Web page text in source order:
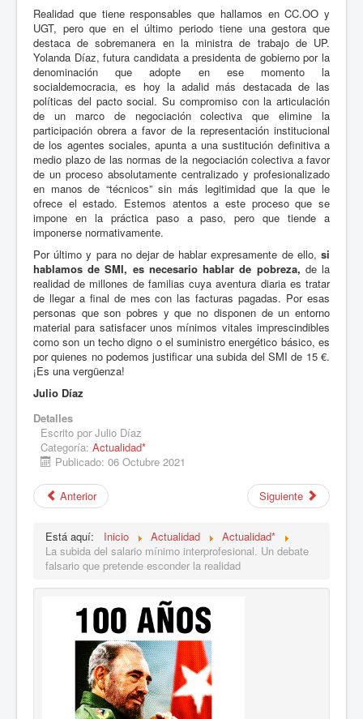
Realidad que tiene responsables que hallamos en CC.OO y
UGT, pero que en el último periodo tiene una gestora que
destaca de sobremanera en la ministra de trabajo de UP.
Yolanda Díaz, futura candidata a presidenta de gobierno por la
denominación que adopte en ese momento la
socialdemocracia, es hoy la adalid más destacada de las
políticas del pacto social. Su compromiso con la articulación
de un marco de negociación colectiva que elimine la
participación obrera a favor de la representación institucional
de los agentes sociales, apunta a una sustitución definitiva a
medio plazo de las normas de la negociación colectiva a favor
de un proceso absolutamente centralizado y profesionalizado
en manos de “técnicos” sin más legitimidad que la que le
ofrece el estado. Estemos atentos a este proceso que se
impone en la práctica paso a paso, pero que tiende a
imponerse normativamente.
Por último y para no dejar de hablar expresamente de ello, si
hablamos de SMI, es necesario hablar de pobreza, de la
realidad de millones de familias cuya aventura diaria es tratar
de llegar a final de mes con las facturas pagadas. Por esas
personas que son pobres y que no disponen de un entorno
material para satisfacer unos mínimos vitales imprescindibles
como son un techo digno o el suministro energético básico, es
por quienes no podemos justificar una subida del SMI de 15 €.
¡Es una vergüenza!
Julio Díaz
Detalles
Escrito por Julio Díaz
Categoría: Actualidad*
Publicado: 06 Octubre 2021
Anterior Siguiente
Está aquí: Inicio Actualidad
Actualidad*
La subida del salario mínimo interprofesional. Un debate
falsario que pretende esconder la realidad